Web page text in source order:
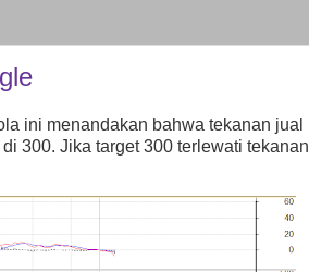
ini menandakan bahwa tekanan jual
300. Jika target 300 terlewati tekanan